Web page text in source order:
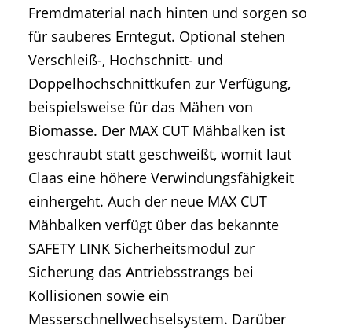
Fremdmaterial nach hinten und sorgen so
für sauberes Erntegut. Optional stehen
Verschleiß-, Hochschnitt- und
Doppelhochschnittkufen zur Verfügung,
beispielsweise für das Mähen von
Biomasse. Der MAX CUT Mähbalken ist
geschraubt statt geschweißt, womit laut
Claas eine höhere Verwindungsfähigkeit
einhergeht. Auch der neue MAX CUT
Mähbalken verfügt über das bekannte
SAFETY LINK Sicherheitsmodul zur
Sicherung das Antriebsstrangs bei
Kollisionen sowie ein
Messerschnellwechselsystem. Darüber